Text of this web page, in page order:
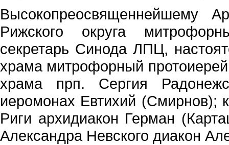
Высокопреосвященнейшему
Рижского округа
секретарь Синода ЛПЦ,
храма митрофорный
храма прп. Сергия
иеромонах Евтихий (Смирнов);
Риги архидиакон Герман
Александра Невского диакон